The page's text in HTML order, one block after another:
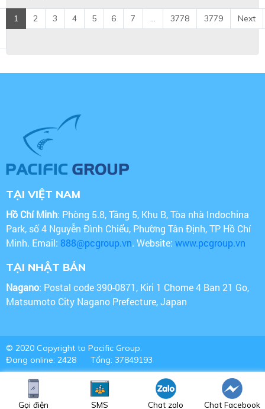
1 2 3 4 5 6 7 ... 3778 3779 Next
TẠI VIỆT NAM
Hồ Chí Minh: Phòng 5.8, Tầng 5, Khu B, Tòa nhà Indochina
Park, số 4 Nguyễn Đình Chiểu, Phường Tân Định, TP Hồ Chí
Minh. Email: 888@pcgroup.vn. Website: www.pcgroup.vn
TẠI NHẬT BẢN
Nagano: Postal code 390-0871, Kiri 1 Chome 4 Ban 21 Go,
Matsumoto City Nagano Prefecture, Japan
© 2020 Copyright to Pacific Group.
Đang online: 2428
Tổng: 37849193
Gọi điện SMS Chat zalo Chat Facebook